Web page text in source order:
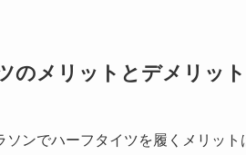
のメリットとデメリット
ソンでハーフタイツを履くメリット